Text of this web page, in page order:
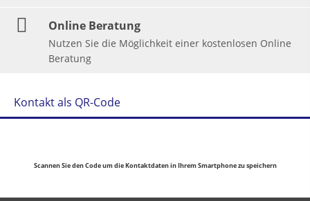
Online Beratung
Nutzen Sie die Möglichkeit einer kostenlosen Online
Beratung
Kontakt als QR-Code
Scannen Sie den Code um die Kontaktdaten in Ihrem Smartphone zu speichern